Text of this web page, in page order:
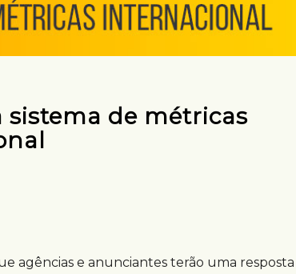
de métricas
agências e anunciantes terão uma resposta